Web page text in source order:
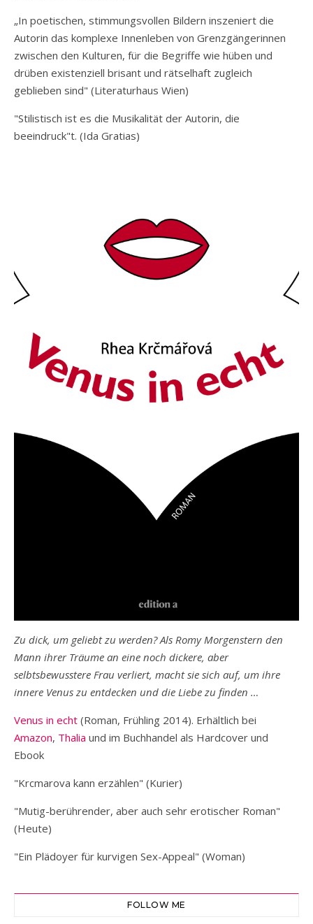
„In poetischen, stimmungsvollen Bildern inszeniert die
Autorin das komplexe Innenleben von Grenzgängerinnen
zwischen den Kulturen, für die Begriffe wie hüben und
drüben existenziell brisant und rätselhaft zugleich
geblieben sind" (Literaturhaus Wien)
"Stilistisch ist es die Musikalität der Autorin, die
beeindruck"t. (Ida Gratias)
Zu dick, um geliebt zu werden? Als Romy Morgenstern den
Mann ihrer Träume an eine noch dickere, aber
selbtsbewusstere Frau verliert, macht sie sich auf, um ihre
innere Venus zu entdecken und die Liebe zu finden …
Venus in echt (Roman, Frühling 2014). Erhältlich bei
Amazon, Thalia und im Buchhandel als Hardcover und
Ebook
"Krcmarova kann erzählen" (Kurier)
"Mutig-berührender, aber auch sehr erotischer Roman"
(Heute)
"Ein Plädoyer für kurvigen Sex-Appeal" (Woman)
FOLLOW ME